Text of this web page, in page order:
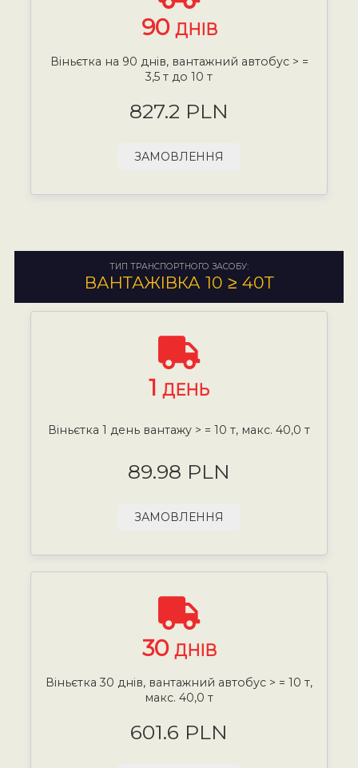
90 ДНІВ
Віньєтка на 90 днів, вантажний автобус > =
3,5 т до 10 т
827.2 PLN
ЗАМОВЛЕННЯ
ТИП ТРАНСПОРТНОГО ЗАСОБУ:
ВАНТАЖІВКА 10 ≥ 40Т
1 ДЕНЬ
Віньєтка 1 день вантажу > = 10 т, макс. 40,0 т
89.98 PLN
ЗАМОВЛЕННЯ
30 ДНІВ
Віньєтка 30 днів, вантажний автобус > = 10 т,
макс. 40,0 т
601.6 PLN